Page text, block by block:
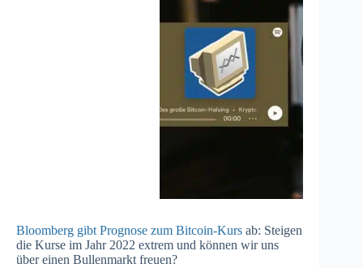
Bloomberg gibt Prognose zum Bitcoin-Kurs ab: Steigen
die Kurse im Jahr 2022 extrem und können wir uns
über einen Bullenmarkt freuen?